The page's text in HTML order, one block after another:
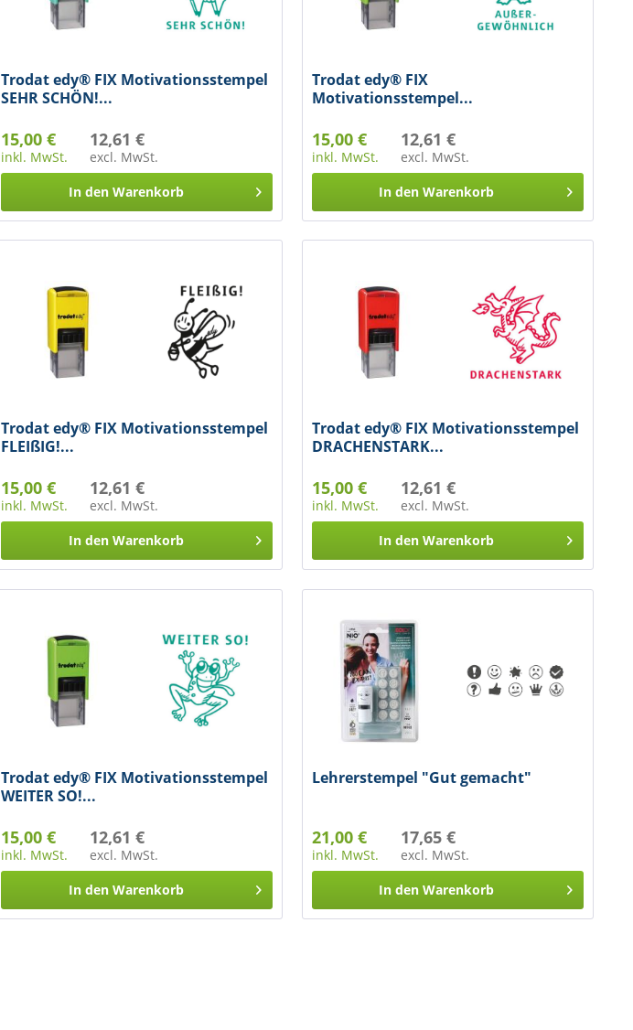
Trodat edy® FIX Motivationsstempel
SEHR SCHÖN!...
15,00 €
inkl. MwSt.
12,61 €
excl. MwSt.
In den Warenkorb
Trodat edy® FIX
Motivationsstempel...
15,00 €
inkl. MwSt.
12,61 €
excl. MwSt.
In den Warenkorb
Trodat edy® FIX Motivationsstempel
FLEIßIG!...
15,00 €
inkl. MwSt.
12,61 €
excl. MwSt.
In den Warenkorb
Trodat edy® FIX Motivationsstempel
DRACHENSTARK...
15,00 €
inkl. MwSt.
12,61 €
excl. MwSt.
In den Warenkorb
Trodat edy® FIX Motivationsstempel
WEITER SO!...
15,00 €
inkl. MwSt.
12,61 €
excl. MwSt.
In den Warenkorb
Lehrerstempel "Gut gemacht"
21,00 €
inkl. MwSt.
17,65 €
excl. MwSt.
In den Warenkorb